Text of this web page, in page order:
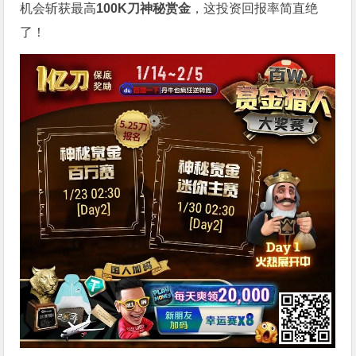
机会斩获最高100K刀神秘赏金 ，这投资回报率简直绝
了！